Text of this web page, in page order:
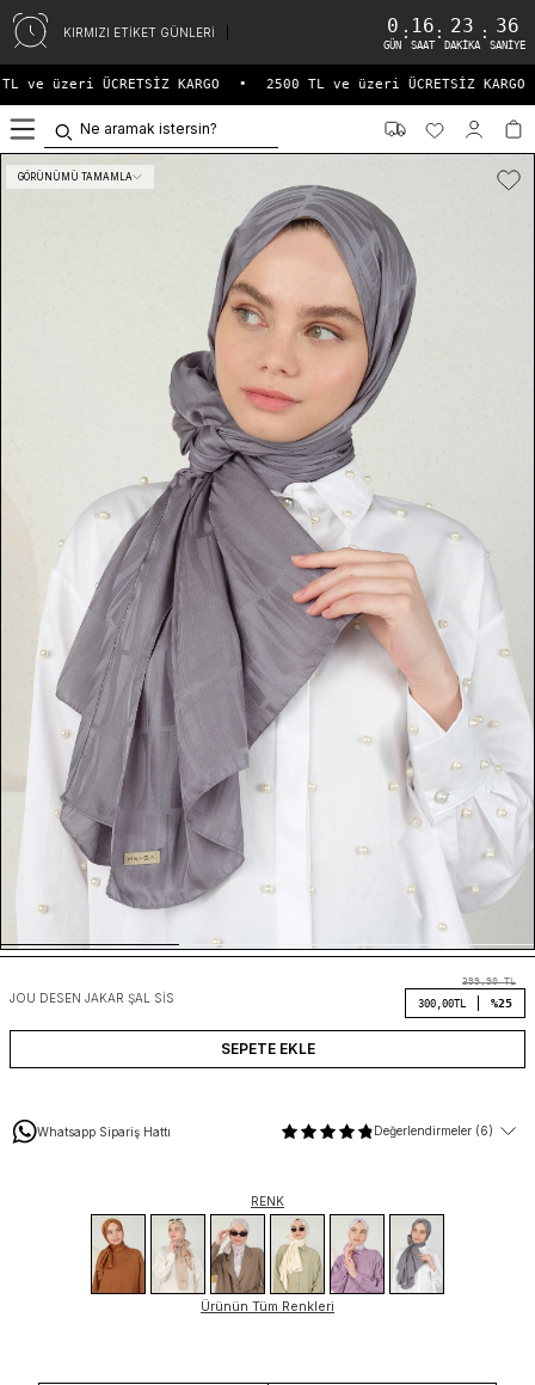
KIRMIZI ETİKET GÜNLERİ 0
GÜN
: 16
SAAT
: 23
DAKIKA
: 36
SANIYE
ve üzeri ÜCRETSİZ KARGO • 2500 TL ve üzeri ÜCRETSİZ KARGO
GÖRÜNÜMÜ TAMAMLA
JOU DESEN JAKAR ŞAL SIS
399,90TL
300,00TL %25
SEPETE EKLE
Whatsapp Sipariş Hattı Değerlendirmeler (6)
RENK
Ürünün Tüm Renkleri